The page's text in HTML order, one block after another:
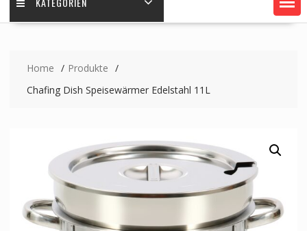
Home
Produkte
Chafing Dish Speisewärmer Edelstahl 11L